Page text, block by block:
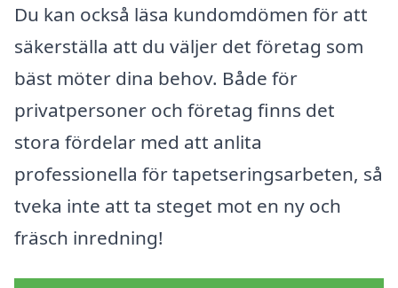
Du kan också läsa kundomdömen för att
säkerställa att du väljer det företag som
bäst möter dina behov. Både för
privatpersoner och företag finns det
stora fördelar med att anlita
professionella för tapetseringsarbeten, så
tveka inte att ta steget mot en ny och
fräsch inredning!